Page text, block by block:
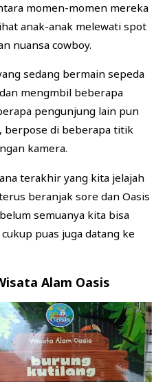
momen-momen mereka
anak-anak melewati spot
nuansa cowboy.
sedang bermain sepeda
mengmbil beberapa
pengunjung lain pun
berpose di beberapa titik
kamera.
terakhir yang kita jelajah
beranjak sore dan Oasis
semuanya kita bisa
puas juga datang ke
Alam Oasis